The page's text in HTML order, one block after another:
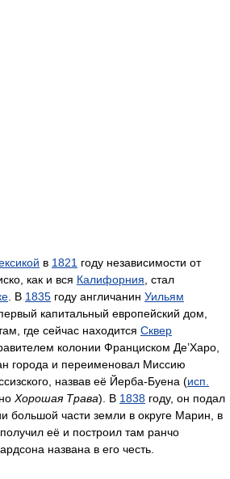
в 1821 году независимости от
как и вся Калифорния , стал
. В 1835 году англичанин Уильям
капитальный европейский дом,
где сейчас находится Сквер
колонии Франциском Де’Харо,
города и переименовал Миссию
назвав её Йерба-Буена (исп.
Хорошая Трава). В 1838 году, он подал
большой части земли в округе Марин, в
получил её и построил там ранчо
названа в его честь.